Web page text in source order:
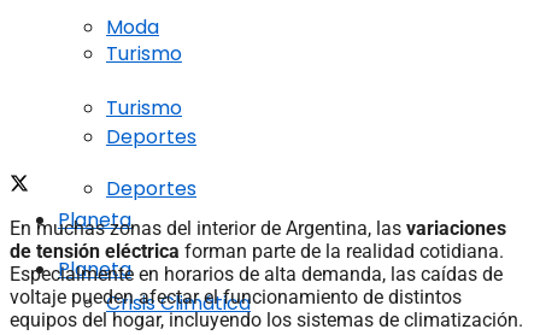
Turismo
Deportes
Planeta
Crisis Climática
Moda
Turismo
Deportes
Planeta
En muchas zonas del interior de Argentina, las variaciones
de tensión eléctrica forman parte de la realidad cotidiana.
Especialmente en horarios de alta demanda, las caídas de
voltaje pueden afectar el funcionamiento de distintos
equipos del hogar, incluyendo los sistemas de climatización.